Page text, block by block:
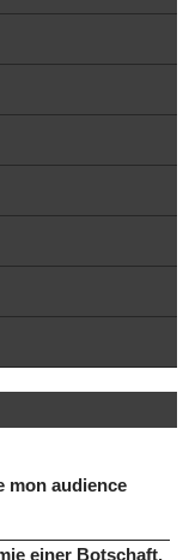
mon audience
einer Botschaft,